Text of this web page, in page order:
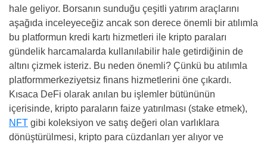
hale geliyor. Borsanın sunduğu çeşitli yatırım araçlarını
aşağıda inceleyeceğiz ancak son derece önemli bir atılımla
bu platformun kredi kartı hizmetleri ile kripto paraları
gündelik harcamalarda kullanılabilir hale getirdiğinin de
altını çizmek isteriz. Bu neden önemli? Çünkü bu atılımla
platformmerkeziyetsiz finans hizmetlerini öne çıkardı.
Kısaca DeFi olarak anılan bu işlemler bütününün
içerisinde, kripto paraların faize yatırılması (stake etmek),
NFT gibi koleksiyon ve satış değeri olan varlıklara
dönüştürülmesi, kripto para cüzdanları yer alıyor ve